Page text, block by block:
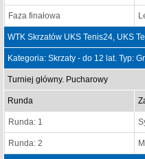
Faza finałowa
WTK Skrzatów UKS Tenis24, UKS
Kategoria: Skrzaty - do 12 lat. Typ:
Turniej główny. Pucharowy
Runda
Runda: 1
Runda: 2